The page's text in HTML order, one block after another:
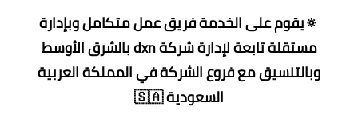
🔅يقوم على الخدمة فريق عمل متكامل وبإدارة
مستقلة تابعة لإدارة شركة dxn بالشرق الأوسط
وبالتنسيق مع فروع الشركة في المملكة العربية
السعودية 🇸🇦